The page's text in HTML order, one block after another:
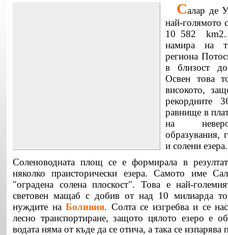
Салар де
най-голямото
10 582 km2.
намира на
региона
в близост
Освен това
високото,
рекордните
равнище в
на
образувания,
и солени
Соленоводната площ се е формирала в
няколко праисторически езера.
Самото име
"оградена солена плоскост".
Това е най-
световен мащаб с добив от над 10 милиарда
нуждите на Боливия. Солта се изгребва и се
лесно транспортиране, защото цялото езеро е
водата няма от къде да се отича, а така се изпарява